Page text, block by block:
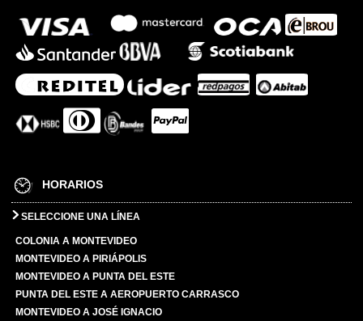
HORARIOS
SELECCIONE UNA LÍNEA
COLONIA A MONTEVIDEO
MONTEVIDEO A PIRIÁPOLIS
MONTEVIDEO A PUNTA DEL ESTE
PUNTA DEL ESTE A AEROPUERTO CARRASCO
MONTEVIDEO A JOSÉ IGNACIO